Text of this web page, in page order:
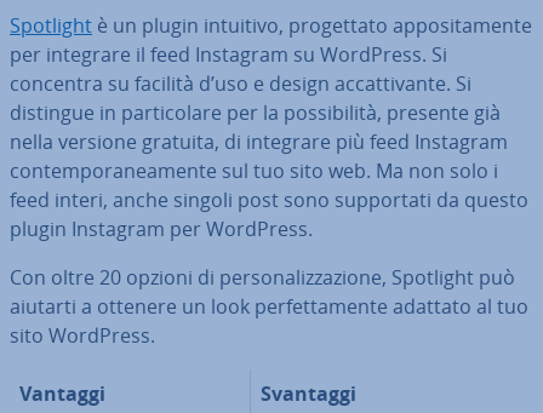
Spotlight è un plugin intuitivo, pro­get­ta­to ap­po­si­ta­men­te
per integrare il feed Instagram su WordPress. Si
concentra su facilità d’uso e design ac­cat­ti­van­te. Si
distingue in par­ti­co­la­re per la pos­si­bi­li­tà, presente già
nella versione gratuita, di integrare più feed Instagram
con­tem­po­ra­nea­men­te sul tuo sito web. Ma non solo i
feed interi, anche singoli post sono sup­por­ta­ti da questo
plugin Instagram per WordPress.
Con oltre 20 opzioni di per­so­na­liz­za­zio­ne, Spotlight può
aiutarti a ottenere un look per­fet­ta­men­te adattato al tuo
sito WordPress.
Vantaggi Svantaggi